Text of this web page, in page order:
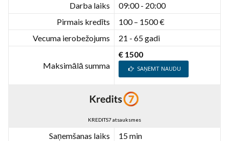
Darba laiks
09:00 - 20:00
Pirmais kredīts
100 – 1500 €
Vecuma ierobežojums
21 - 65 gadi
Maksimālā summa
€ 1500
SAŅEMT NAUDU
KREDITS7 atsauksmes
Saņemšanas laiks
15 min